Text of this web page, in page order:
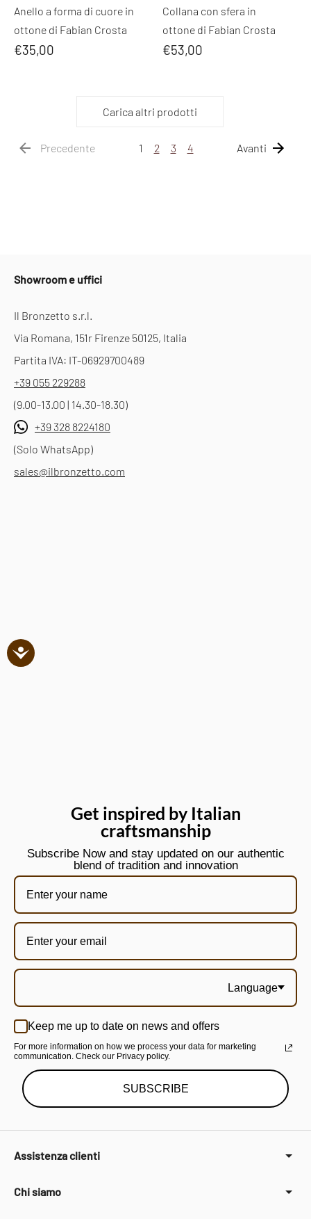
Anello a forma di cuore in
ottone di Fabian Crosta
€35,00
Collana con sfera in
ottone di Fabian Crosta
€53,00
Carica altri prodotti
Precedente 1 2 3 4 Avanti
Showroom e uffici
Il Bronzetto s.r.l.
Via Romana, 151r Firenze 50125, Italia
Partita IVA: IT-06929700489
+39 055 229288
(9.00-13.00 | 14.30-18.30)
+39 328 8224180
(Solo WhatsApp)
sales@ilbronzetto.com
Get inspired by Italian
craftsmanship
Subscribe Now and stay updated on our authentic
blend of tradition and innovation
Language
Keep me up to date on news and offers
For more information on how we process your data for marketing
communication. Check our Privacy policy.
SUBSCRIBE
Assistenza clienti
Chi siamo